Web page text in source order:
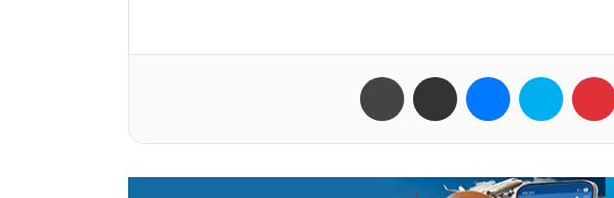
بينتيريست سكايب ماسنجر مشاركة عبر البريد